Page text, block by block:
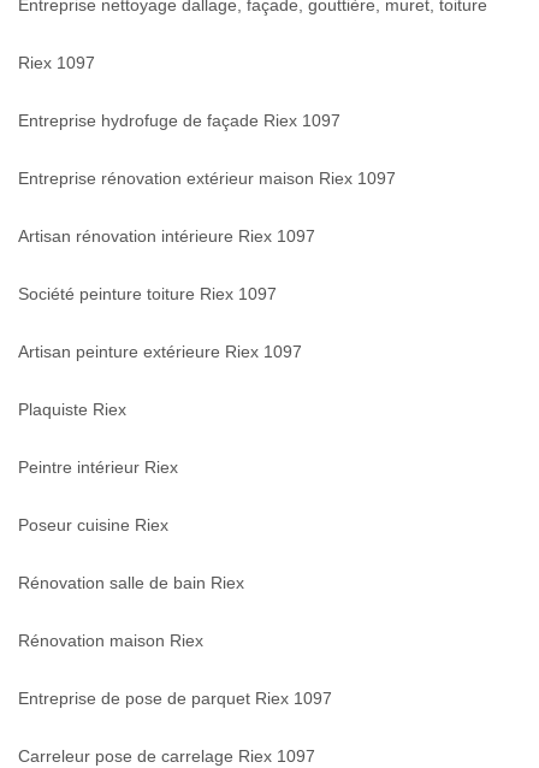
Entreprise nettoyage dallage, façade, gouttière, muret, toiture
Riex 1097
Entreprise hydrofuge de façade Riex 1097
Entreprise rénovation extérieur maison Riex 1097
Artisan rénovation intérieure Riex 1097
Société peinture toiture Riex 1097
Artisan peinture extérieure Riex 1097
Plaquiste Riex
Peintre intérieur Riex
Poseur cuisine Riex
Rénovation salle de bain Riex
Rénovation maison Riex
Entreprise de pose de parquet Riex 1097
Carreleur pose de carrelage Riex 1097